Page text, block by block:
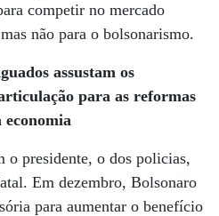
competir no mercado
não para o bolsonarismo.
assustam os
para as reformas
o presidente, o dos policias,
Em dezembro, Bolsonaro
para aumentar o benefício